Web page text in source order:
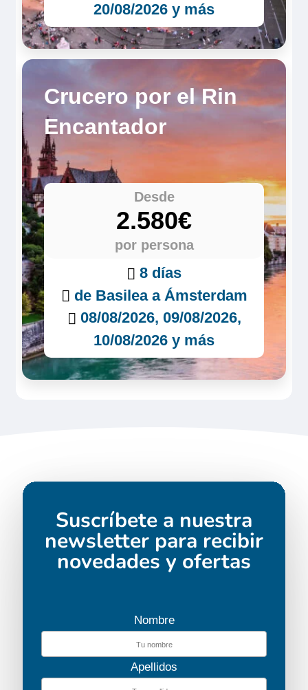
20/08/2026 y más
Crucero por el Rin
Encantador
Desde
2.580€
por persona
8 días
de Basilea a Ámsterdam
08/08/2026, 09/08/2026,
10/08/2026 y más
Suscríbete a nuestra
newsletter para recibir
novedades y ofertas
Nombre
Apellidos